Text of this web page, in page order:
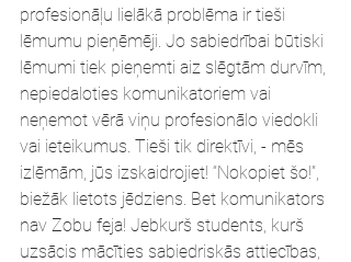
profesionāļu lielākā problēma ir tieši
lēmumu pieņēmēji. Jo sabiedrībai būtiski
lēmumi tiek pieņemti aiz slēgtām durvīm,
nepiedaloties komunikatoriem vai
neņemot vērā viņu profesionālo viedokli
vai ieteikumus. Tieši tik direktīvi, - mēs
izlēmām, jūs izskaidrojiet! “Nokopiet šo!”,
biežāk lietots jēdziens. Bet komunikators
nav Zobu feja! Jebkurš students, kurš
uzsācis mācīties sabiedriskās attiecības,